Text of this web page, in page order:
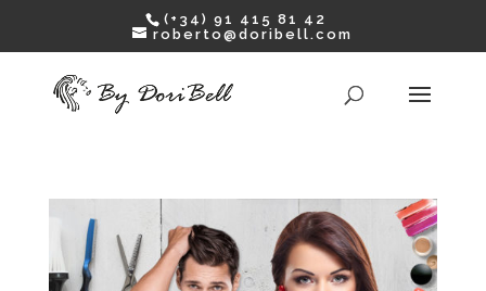
(+34) 91 415 81 42
roberto@doribell.com